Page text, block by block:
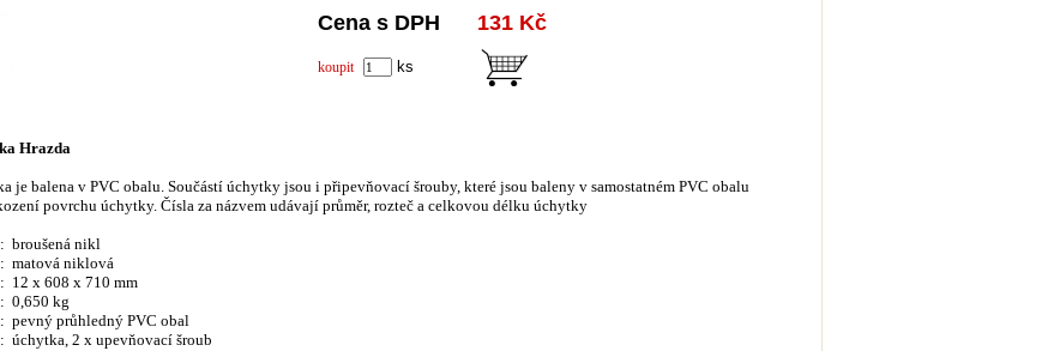
Cena s DPH 131 Kč
koupit ks
Hrazda
je balena v PVC obalu. Součástí úchytky jsou i připevňovací šrouby, které jsou baleny v samostatném PVC obalu
povrchu úchytky. Čísla za názvem udávají průměr, rozteč a celkovou délku úchytky
: broušená nikl
: matová niklová
: 12 x 608 x 710 mm
: 0,650 kg
: pevný průhledný PVC obal
: úchytka, 2 x upevňovací šroub